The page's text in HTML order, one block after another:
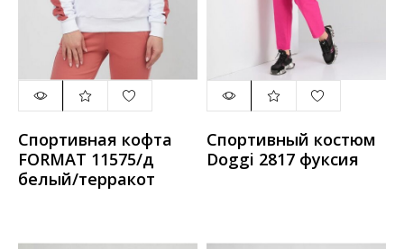
Спортивная кофта
FORMAT 11575/д
белый/терракот
Спортивный костюм
Doggi 2817 фуксия